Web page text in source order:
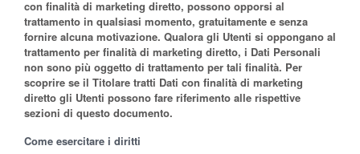
con finalità di marketing diretto, possono opporsi al
trattamento in qualsiasi momento, gratuitamente e senza
fornire alcuna motivazione. Qualora gli Utenti si oppongano al
trattamento per finalità di marketing diretto, i Dati Personali
non sono più oggetto di trattamento per tali finalità. Per
scoprire se il Titolare tratti Dati con finalità di marketing
diretto gli Utenti possono fare riferimento alle rispettive
sezioni di questo documento.
Come esercitare i diritti